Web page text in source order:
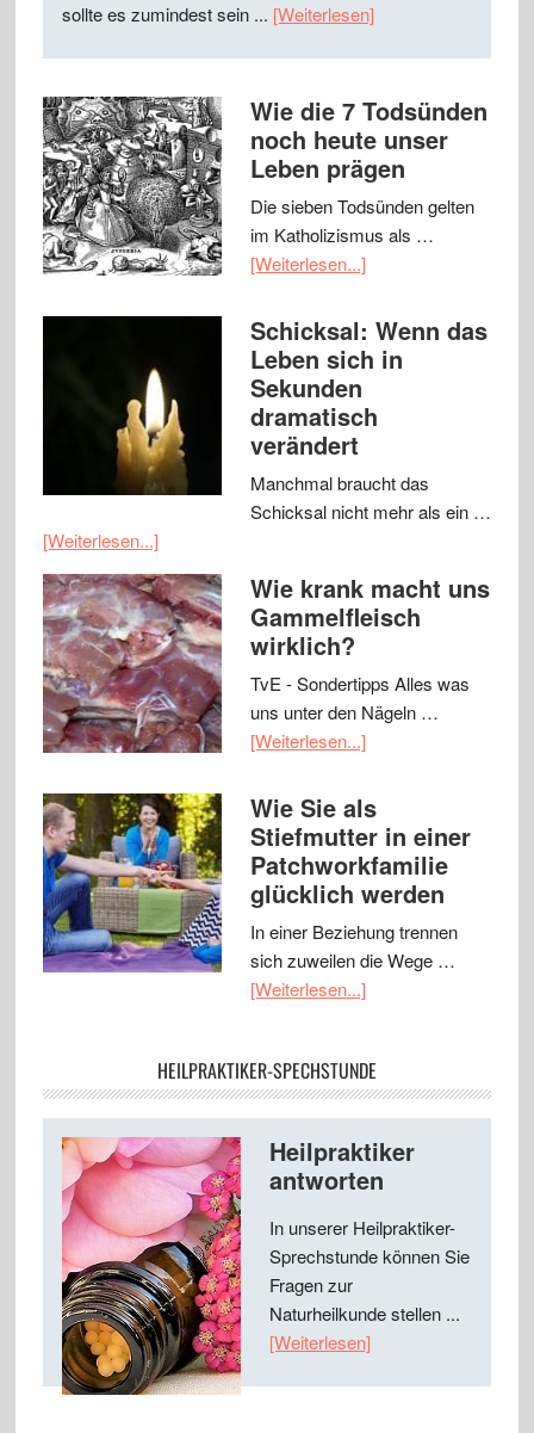
sollte es zumindest sein ... [Weiterlesen]
Wie die 7 Todsünden
noch heute unser
Leben prägen
Die sieben Todsünden gelten
im Katholizismus als …
[Weiterlesen...]
Schicksal: Wenn das
Leben sich in
Sekunden
dramatisch
verändert
Manchmal braucht das
Schicksal nicht mehr als ein …
[Weiterlesen...]
Wie krank macht uns
Gammelfleisch
wirklich?
TvE - Sondertipps Alles was
uns unter den Nägeln …
[Weiterlesen...]
Wie Sie als
Stiefmutter in einer
Patchworkfamilie
glücklich werden
In einer Beziehung trennen
sich zuweilen die Wege …
[Weiterlesen...]
HEILPRAKTIKER-SPECHSTUNDE
Heilpraktiker
antworten
In unserer Heilpraktiker-
Sprechstunde können Sie
Fragen zur
Naturheilkunde stellen ...
[Weiterlesen]